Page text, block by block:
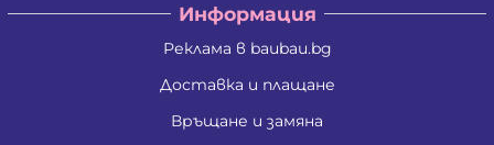
Информация
Реклама в baubau.bg
Доставка и плащане
Връщане и замяна